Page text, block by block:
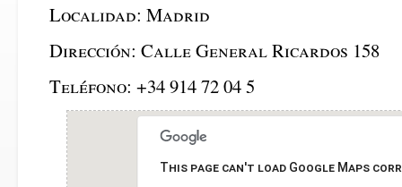
Localidad: Madrid
Dirección: Calle General Ricardos 158
Teléfono: +34 914 72 04 5
This page can't load Google Maps